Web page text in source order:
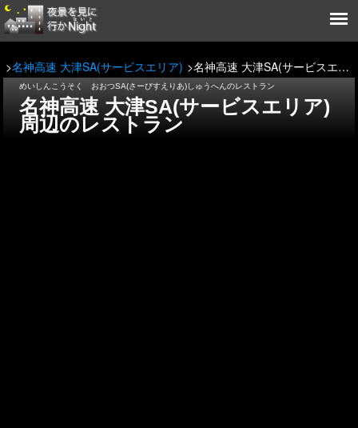
名神高速 大津SA(サービスエリア) 名神高速 大津SA(サービスエリア)周辺のレストラン
めいしんこうそく おおつSA(さーびすえりあ)しゅうへんのレストラン
名神高速 大津SA(サービスエリア)
周辺のレストラン